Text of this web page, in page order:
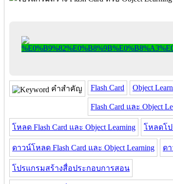
คำสำคัญ Flash Card Object
Flash Card และ Object
โหลด Flash Card และ Object Learning โหลดโป
ดาวน์โหลด Flash Card และ Object Learning ด
โปรแกรมสร้างสื่อประกอบการสอน